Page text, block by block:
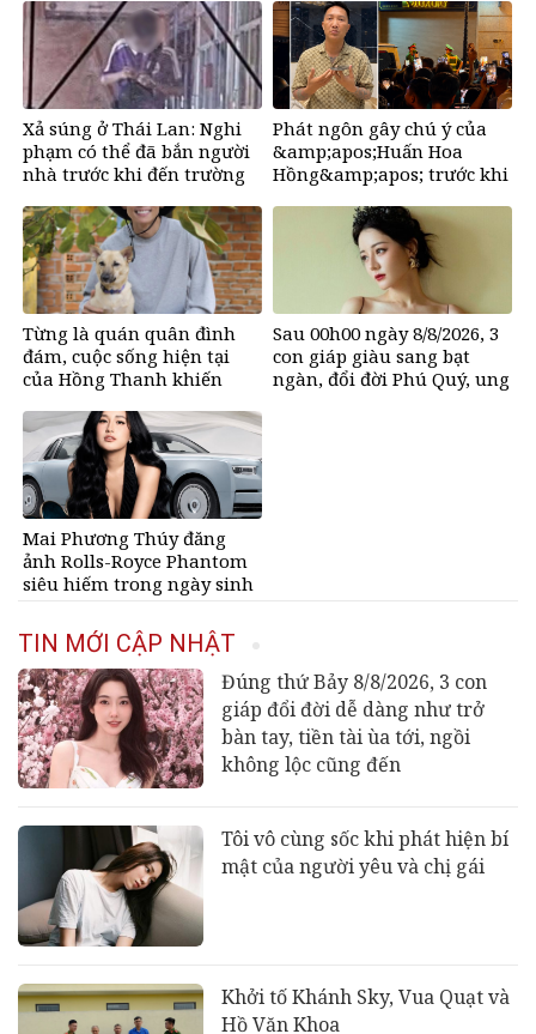
cao&amp;apos;
Xả súng ở Thái Lan: Nghi
phạm có thể đã bắn người
nhà trước khi đến trường
Phát ngôn gây chú ý của
&amp;apos;Huấn Hoa
Hồng&amp;apos; trước khi
Từng là quán quân đình
đám, cuộc sống hiện tại
của Hồng Thanh khiến
Sau 00h00 ngày 8/8/2026, 3
con giáp giàu sang bạt
ngàn, đổi đời Phú Quý, ung
Mai Phương Thúy đăng
ảnh Rolls-Royce Phantom
siêu hiếm trong ngày sinh
thế giới, giá gần 68 tỷ đồng
TIN MỚI CẬP NHẬT
Đúng thứ Bảy 8/8/2026, 3 con
giáp đổi đời dễ dàng như trở
bàn tay, tiền tài ùa tới, ngồi
không lộc cũng đến
Tôi vô cùng sốc khi phát hiện bí
mật của người yêu và chị gái
Khởi tố Khánh Sky, Vua Quạt và
Hồ Văn Khoa